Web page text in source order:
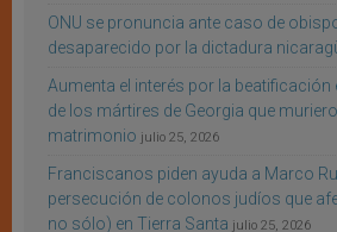
ONU se pronuncia ante caso de
desaparecido por la dictadura
Aumenta el interés por la beatificación
de los mártires de Georgia que
matrimonio julio 25, 2026
Franciscanos piden ayuda a Marco
persecución de colonos judíos que
no sólo) en Tierra Santa julio 25, 2026